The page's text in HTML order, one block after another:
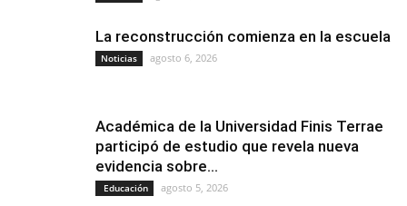
La reconstrucción comienza en la escuela
Noticias agosto 6, 2026
Académica de la Universidad Finis Terrae
participó de estudio que revela nueva
evidencia sobre...
Educación agosto 5, 2026